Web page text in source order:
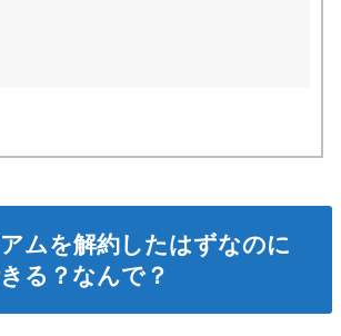
ムを解約したはずなのに
る？なんで？